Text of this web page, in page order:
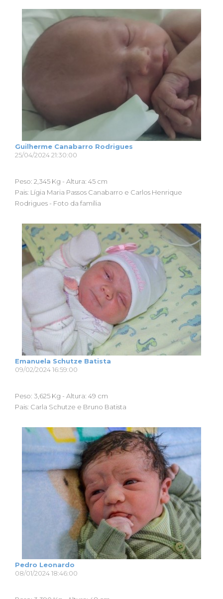
Guilherme Canabarro Rodrigues
25/04/2024 21:30:00
Peso: 2,345 Kg - Altura: 45 cm
Pais: Lígia Maria Passos Canabarro e Carlos Henrique
Rodrigues - Foto da família
Emanuela Schutze Batista
09/02/2024 16:59:00
Peso: 3,625 Kg - Altura: 49 cm
Pais: Carla Schutze e Bruno Batista
Pedro Leonardo
08/01/2024 18:46:00